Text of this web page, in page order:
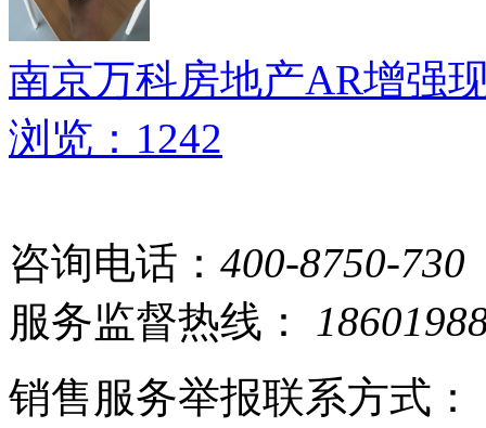
南京万科房地产AR增强
浏览：1242
咨询电话： 400-8750-730
服务监督热线：
销售服务举报联系方式：